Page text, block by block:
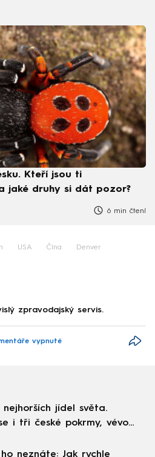
Kteří jsou ti
jaké druhy si dát pozor?
6 min čtení
USA Čína Denver
zpravodajský servis.
vypnuté
nejhorších jídel světa.
i tři české pokrmy, vévodí
neznáte: Jak rychle